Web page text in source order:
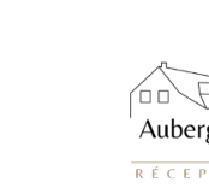
Salles de